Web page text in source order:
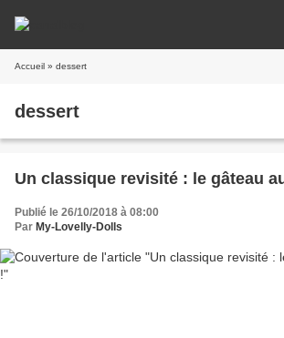
Accueil » dessert
dessert
Un classique revisité : le gâteau
Publié le 26/10/2018 à 08:00
Par My-Lovelly-Dolls